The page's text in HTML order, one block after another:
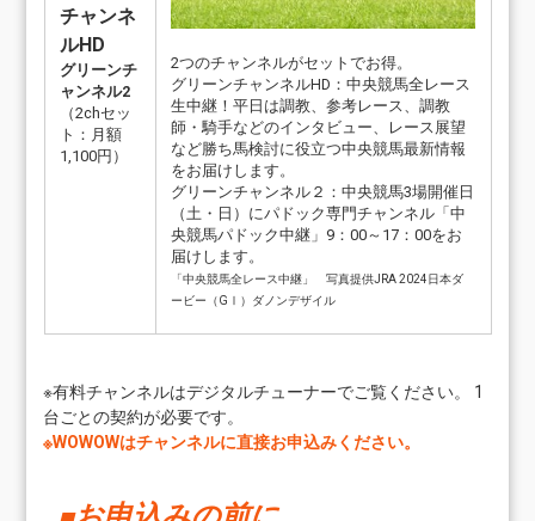
チャンネ
ルHD
グリーンチ
ャンネル2
（2chセッ
ト：月額
1,100円）
2つのチャンネルがセットでお得。
グリーンチャンネルHD：中央競馬全レース
生中継！平日は調教、参考レース、調教
師・騎手などのインタビュー、レース展望
など勝ち馬検討に役立つ中央競馬最新情報
をお届けします。
グリーンチャンネル２：中央競馬3場開催日
（土・日）にパドック専門チャンネル「中
央競馬パドック中継」9：00～17：00をお
届けします。
「中央競馬全レース中継」 写真提供JRA 2024日本ダ
ービー（GⅠ）ダノンデザイル
※有料チャンネルはデジタルチューナーでご覧ください。 1
台ごとの契約が必要です。
※WOWOWはチャンネルに直接お申込みください。